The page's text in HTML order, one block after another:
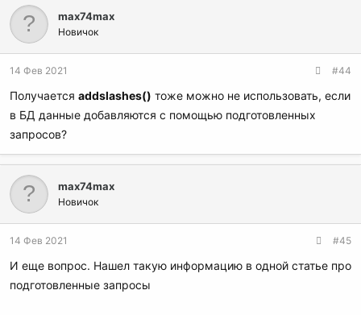
max74max
Новичок
14 Фев 2021 #44
Получается addslashes() тоже можно не использовать, если
в БД данные добавляются с помощью подготовленных
запросов?
max74max
Новичок
14 Фев 2021 #45
И еще вопрос. Нашел такую информацию в одной статье про
подготовленные запросы